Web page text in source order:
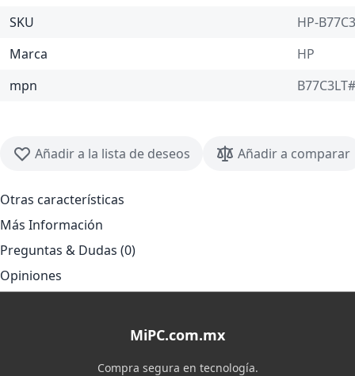
SKU
HP-
Marca
HP
mpn
Añadir a la lista de deseos Añadir a comparar
Otras características
Más Información
Preguntas & Dudas (0)
Opiniones
MiPC.com.mx
Compra segura en tecnología.